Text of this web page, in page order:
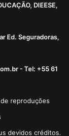
DIEESE,
Ed. Seguradoras,
- Tel: +55 61
reproduções
devidos créditos.